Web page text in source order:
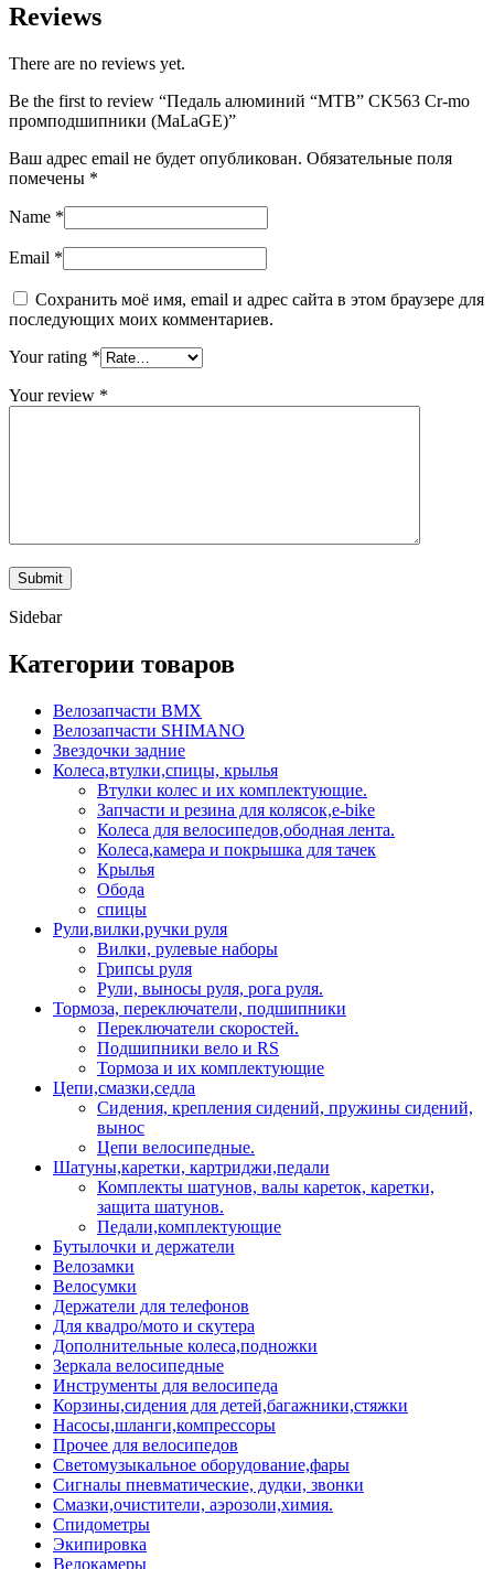
Reviews
There are no reviews yet.
Be the first to review “Педаль алюминий “MTB” CK563 Cr-mo
промподшипники (MaLaGE)”
Ваш адрес email не будет опубликован. Обязательные поля
помечены *
Name *
Email *
Сохранить моё имя, email и адрес сайта в этом браузере для
последующих моих комментариев.
Your rating *
Your review *
Sidebar
Категории товаров
Велозапчасти BMX
Велозапчасти SHIMANO
Звездочки задние
Колеса,втулки,спицы, крылья
Втулки колес и их комплектующие.
Запчасти и резина для колясок,e-bike
Колеса для велосипедов,ободная лента.
Колеса,камера и покрышка для тачек
Крылья
Обода
спицы
Рули,вилки,ручки руля
Вилки, рулевые наборы
Грипсы руля
Рули, выносы руля, рога руля.
Тормоза, переключатели, подшипники
Переключатели скоростей.
Подшипники вело и RS
Тормоза и их комплектующие
Цепи,смазки,седла
Сидения, крепления сидений, пружины сидений,
вынос
Цепи велосипедные.
Шатуны,каретки, картриджи,педали
Комплекты шатунов, валы кареток, каретки,
защита шатунов.
Педали,комплектующие
Бутылочки и держатели
Велозамки
Велосумки
Держатели для телефонов
Для квадро/мото и скутера
Дополнительные колеса,подножки
Зеркала велосипедные
Инструменты для велосипеда
Корзины,сидения для детей,багажники,стяжки
Насосы,шланги,компрессоры
Прочее для велосипедов
Светомузыкальное оборудование,фары
Сигналы пневматические, дудки, звонки
Смазки,очистители, аэрозоли,химия.
Спидометры
Экипировка
Велокамеры